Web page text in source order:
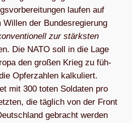
lau­fen auf
Wil­len der Bun­des­re­gie­rung
zur stärks­ten
Die NATO soll in die Lage
den gro­ßen Krieg zu füh­
Opfer­zah­len kal­ku­liert.
mit 300 toten Sol­da­ten pro
die täg­lich von der Front
gebracht wer­den